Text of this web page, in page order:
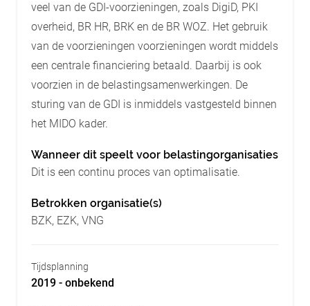
veel van de GDI-voorzieningen, zoals DigiD, PKI
overheid, BR HR, BRK en de BR WOZ. Het gebruik
van de voorzieningen voorzieningen wordt middels
een centrale financiering betaald. Daarbij is ook
voorzien in de belastingsamenwerkingen. De
sturing van de GDI is inmiddels vastgesteld binnen
het MIDO kader.
Wanneer dit speelt voor belastingorganisaties
Dit is een continu proces van optimalisatie.
Betrokken organisatie(s)
BZK, EZK, VNG
Tijdsplanning
2019 - onbekend